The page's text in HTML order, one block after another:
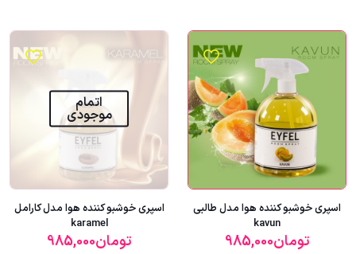
اسپری خوشبو کننده هوا مدل طالبی
kavun
تومان985,000
اتمام
موجودی
اسپری خوشبو کننده هوا مدل کارامل
karamel
تومان985,000